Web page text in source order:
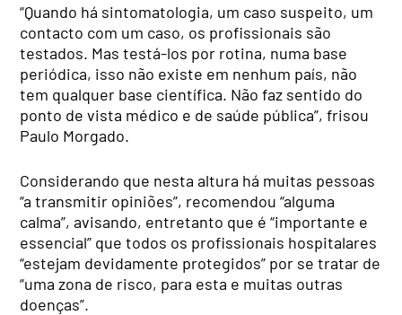
“Quando há sintomatologia, um caso suspeito, um
contacto com um caso, os profissionais são
testados. Mas testá-los por rotina, numa base
periódica, isso não existe em nenhum país, não
tem qualquer base científica. Não faz sentido do
ponto de vista médico e de saúde pública”, frisou
Paulo Morgado.
Considerando que nesta altura há muitas pessoas
“a transmitir opiniões”, recomendou “alguma
calma”, avisando, entretanto que é “importante e
essencial” que todos os profissionais hospitalares
“estejam devidamente protegidos” por se tratar de
“uma zona de risco, para esta e muitas outras
doenças”.